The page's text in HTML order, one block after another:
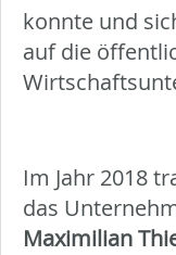
konnte und
auf die
Im Jahr 2018
das
Maximilian